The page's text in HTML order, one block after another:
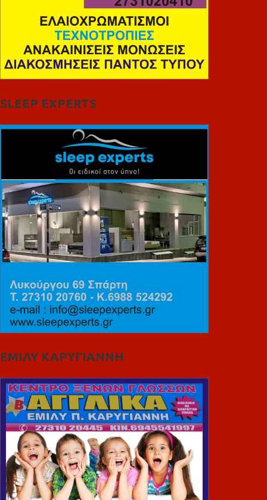
SLEEP EXPERTS
ΕΜΙΛΥ ΚΑΡΥΓΙΑΝΝΗ